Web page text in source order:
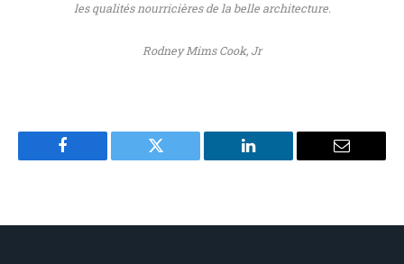
les qualités nourricières de la belle architecture.
Rodney Mims Cook, Jr
Facebook Twitter LinkedIn Email